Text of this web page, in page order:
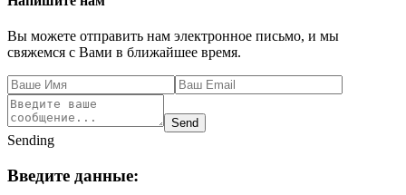
Вы можете отправить нам электронное письмо, и мы
свяжемся с Вами в ближайшее время.
Send
Sending
Введите данные: